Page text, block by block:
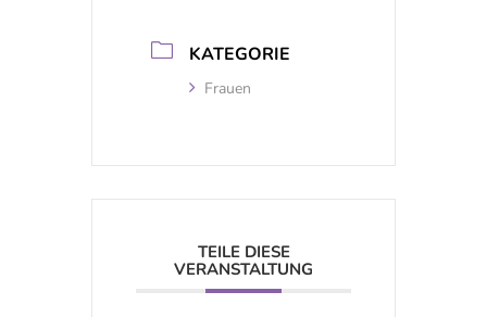
KATEGORIE
Frauen
TEILE DIESE
VERANSTALTUNG